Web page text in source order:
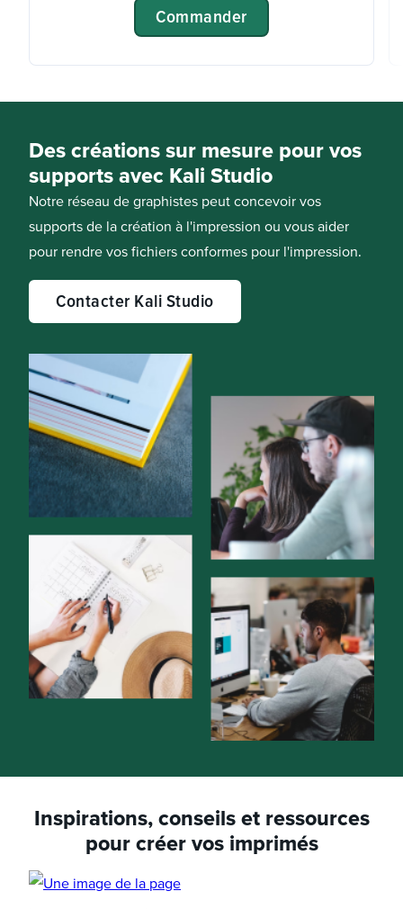
Commander
Des créations sur mesure pour vos
supports avec Kali Studio
Notre réseau de graphistes peut concevoir vos
supports de la création à l'impression ou vous aider
pour rendre vos fichiers conformes pour l'impression.
Contacter Kali Studio
Inspirations, conseils et ressources
pour créer vos imprimés